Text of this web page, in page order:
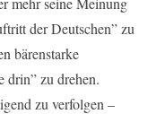
der Deutschen” zu
bärenstarke
drin” zu drehen.
zu verfolgen –